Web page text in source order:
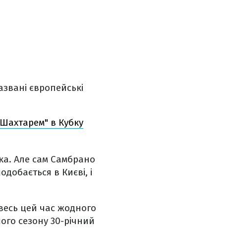
європейські
в Кубку
Але сам Самбрано
в Києві, і
цей час жодного
сезону 30-річний